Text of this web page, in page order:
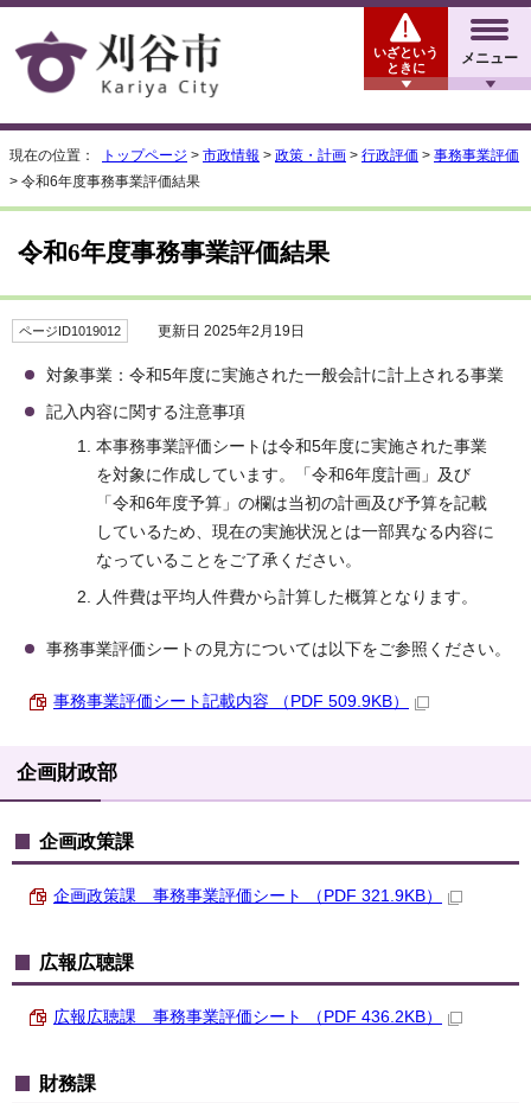
メニュー
いざという
ときに
現在の位置： トップページ > 市政情報 > 政策・計画 > 行政評価 > 事務事業評価
> 令和6年度事務事業評価結果
令和6年度事務事業評価結果
ページID1019012 更新日 2025年2月19日
対象事業：令和5年度に実施された一般会計に計上される事業
記入内容に関する注意事項
本事務事業評価シートは令和5年度に実施された事業
を対象に作成しています。「令和6年度計画」及び
「令和6年度予算」の欄は当初の計画及び予算を記載
しているため、現在の実施状況とは一部異なる内容に
なっていることをご了承ください。
人件費は平均人件費から計算した概算となります。
事務事業評価シートの見方については以下をご参照ください。
事務事業評価シート記載内容 （PDF 509.9KB）
企画財政部
企画政策課
企画政策課 事務事業評価シート （PDF 321.9KB）
広報広聴課
広報広聴課 事務事業評価シート （PDF 436.2KB）
財務課